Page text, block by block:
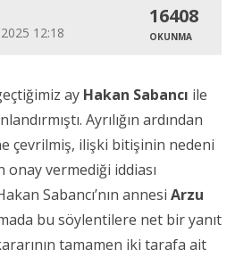
12:18
16408
OKUNMA
ay Hakan Sabancı ile
Ayrılığın ardından
çevrilmiş, ilişki bitişinin nedeni
onay vermediği iddiası
Sabancı’nın annesi Arzu
bu söylentilere net bir yanıt
tamamen iki tarafa ait